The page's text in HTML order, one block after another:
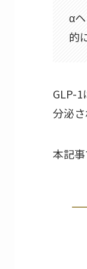
α
的
GLP-
分泌さ
本記